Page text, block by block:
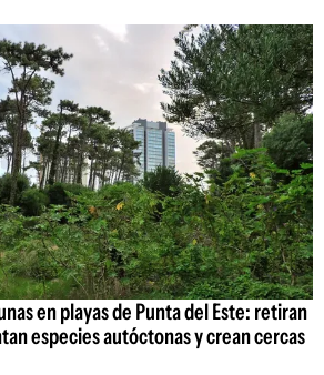
en playas de Punta del Este: retiran
especies autóctonas y crean cercas